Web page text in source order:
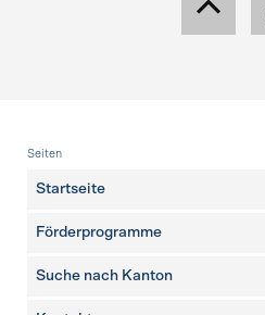
Fusszeile
Seiten
Startseite
Förderprogramme
Suche nach Kanton